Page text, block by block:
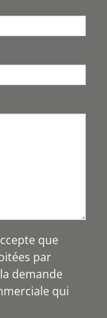
que
par
demande
qui